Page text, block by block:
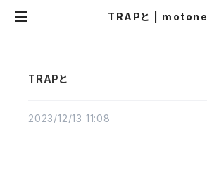
TRAPと | motone
TRAPと
2023/12/13 11:08